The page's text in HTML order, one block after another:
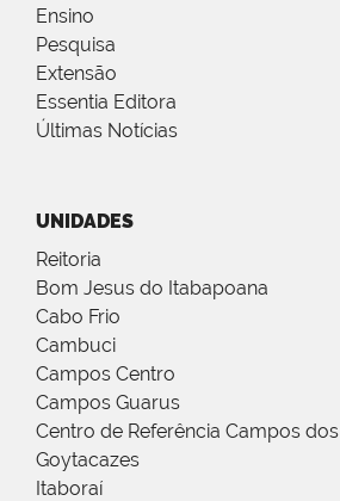
Ensino
Pesquisa
Extensão
Essentia Editora
Últimas Notícias
UNIDADES
Reitoria
Bom Jesus do Itabapoana
Cabo Frio
Cambuci
Campos Centro
Campos Guarus
Centro de Referência Campos dos
Goytacazes
Itaboraí